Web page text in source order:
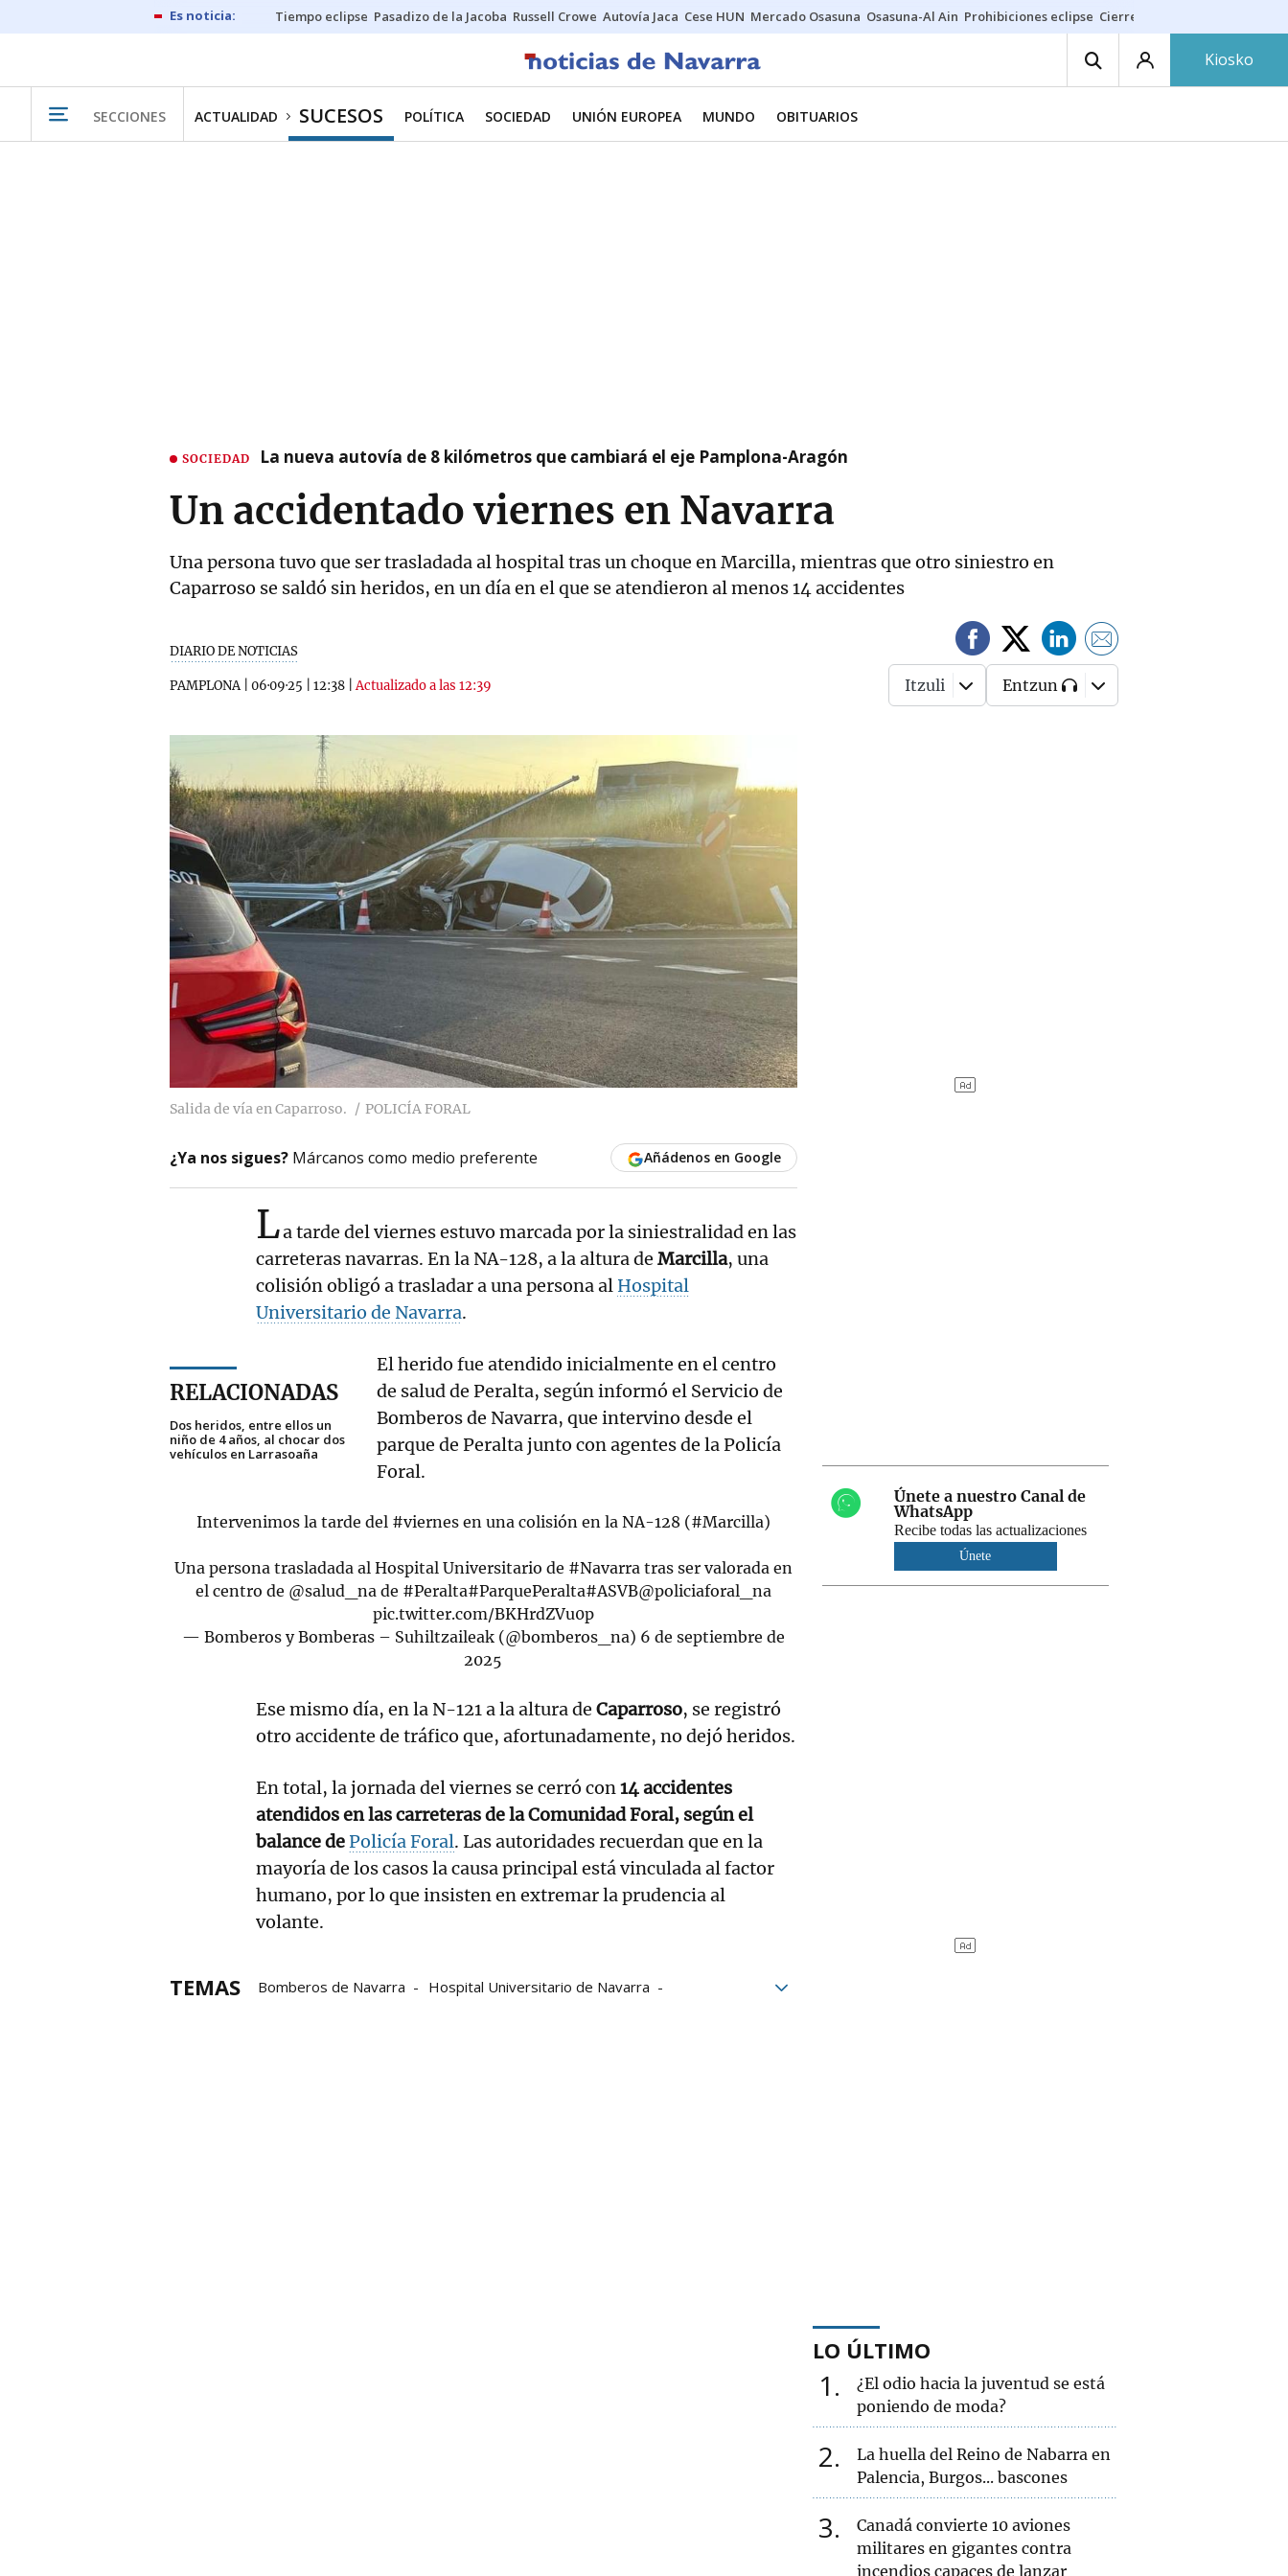
Tiempo eclipse Pasadizo de la Jacoba Russell Crowe Autovía Jaca Cese HUN Mercado Osasuna Osasuna-Al Ain Prohibiciones eclipse Cierre cosmética
Kiosko
SECCIONES ACTUALIDAD SUCESOS POLÍTICA SOCIEDAD UNIÓN EUROPEA MUNDO OBITUARIOS
SOCIEDAD La nueva autovía de 8 kilómetros que cambiará el eje Pamplona-Aragón
Un accidentado viernes en Navarra
Una persona tuvo que ser trasladada al hospital tras un choque en Marcilla, mientras que otro siniestro en
Caparroso se saldó sin heridos, en un día en el que se atendieron al menos 14 accidentes
DIARIO DE NOTICIAS
PAMPLONA| 06·09·25 12:38 |Actualizado a las 12:39 Itzuli Entzun
Salida de vía en Caparroso. POLICÍA FORAL
¿Ya nos sigues? Márcanos como medio preferente Añádenos en Google
La tarde del viernes estuvo marcada por la siniestralidad en las
carreteras navarras. En la NA-128, a la altura de Marcilla, una
colisión obligó a trasladar a una persona al Hospital
Universitario de Navarra.
RELACIONADAS
Dos heridos, entre ellos un
niño de 4 años, al chocar dos
vehículos en Larrasoaña
El herido fue atendido inicialmente en el centro
de salud de Peralta, según informó el Servicio de
Bomberos de Navarra, que intervino desde el
parque de Peralta junto con agentes de la Policía
Foral.
Intervenimos la tarde del #viernesen una colisión en la NA-128 (#Marcilla)
Una persona trasladada al Hospital Universitario de #Navarra tras ser valorada en
el centro de @salud_na de #Peralta#ParquePeralta#ASVB@policiaforal_na
pic.twitter.com/BKHrdZVu0p
— Bomberos y Bomberas – Suhiltzaileak (@bomberos_na) 6 de septiembre de
2025
Ese mismo día, en la N-121 a la altura de Caparroso, se registró
otro accidente de tráfico que, afortunadamente, no dejó heridos.
En total, la jornada del viernes se cerró con14 accidentes
atendidos en las carreteras de la Comunidad Foral, según el
balance dePolicía Foral. Las autoridades recuerdan que en la
mayoría de los casos la causa principal está vinculada al factor
humano, por lo que insisten en extremar la prudencia al
volante.
TEMAS Bomberos de Navarra
Hospital Universitario de Navarra
Únete a nuestro Canal de
WhatsApp
Recibe todas las actualizaciones
Únete
LO ÚLTIMO
1
¿El odio hacia la juventud se está
poniendo de moda?
2
La huella del Reino de Nabarra en
Palencia, Burgos... bascones
3
Canadá convierte 10 aviones
militares en gigantes contra
incendios capaces de lanzar